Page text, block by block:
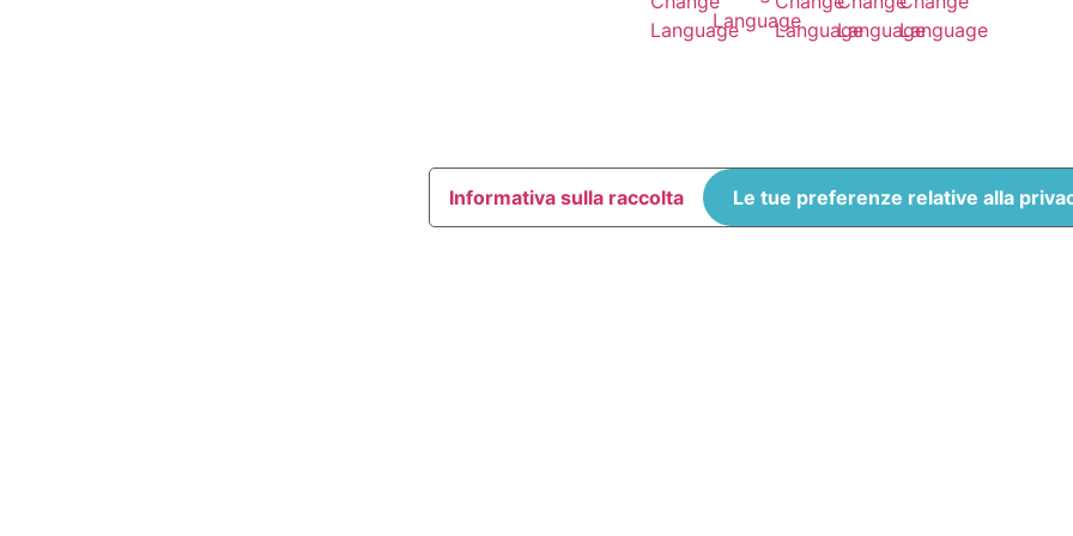
Informativa sulla raccolta Le tue preferenze relative alla